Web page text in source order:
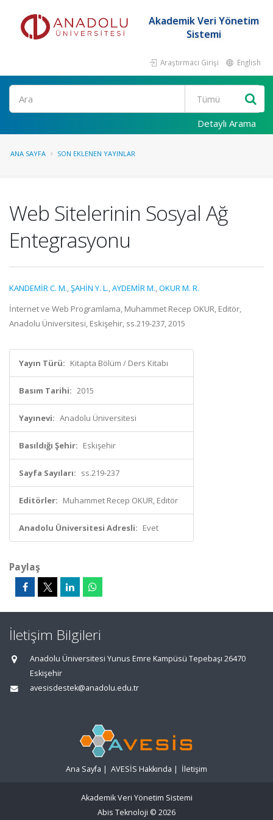
Akademik Veri Yönetim
Sistemi
Araştırmacı Girişi English
Ara
Detaylı Arama
ANA SAYFA SON EKLENEN YAYINLAR
Web Sitelerinin Sosyal Ağ
Entegrasyonu
KANDEMİR C. M.,ŞAHİN Y. L.,AYDEMİR M.,OKUR M. R.
İnternet ve Web Programlama, Muhammet Recep OKUR, Editör,
Anadolu Üniversitesi, Eskişehir, ss.219-237, 2015
Yayın Türü: Kitapta Bölüm / Ders Kitabı
Basım Tarihi: 2015
Yayınevi: Anadolu Üniversitesi
Basıldığı Şehir: Eskişehir
Sayfa Sayıları: ss.219-237
Editörler: Muhammet Recep OKUR, Editör
Anadolu Üniversitesi Adresli: Evet
Paylaş
İletişim Bilgileri
Anadolu Üniversitesi Yunus Emre Kampüsü Tepebaşı 26470
Eskişehir
avesisdestek@anadolu.edu.tr
Ana Sayfa | AVESİS Hakkında | İletişim
Akademik Veri Yönetim Sistemi
Abis Teknoloji © 2026